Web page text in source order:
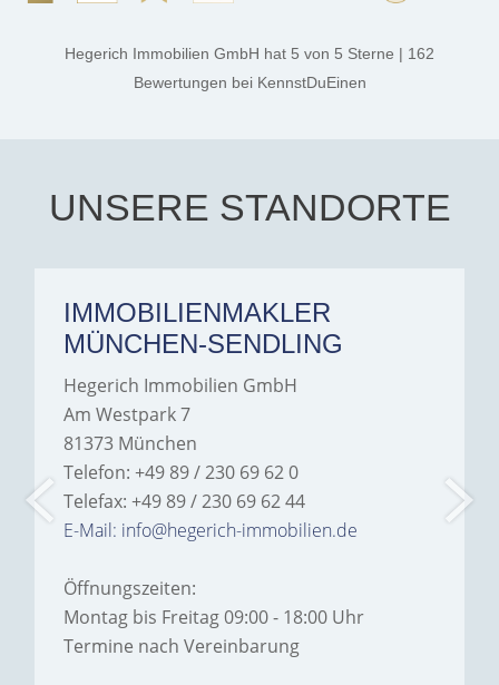
thanks, and a huge part of
the credit goes to Amelie
Jamrowâ€”she was
exceptionally professional,
Hegerich Immobilien to
anyone looking for a home.
Hegerich Immobilien GmbH hat 5 von 5 Sterne | 162
Bewertungen bei KennstDuEinen
UNSERE STANDORTE
IMMOBILIENMAKLER
MÜNCHEN-SENDLING
Hegerich Immobilien GmbH
Am Westpark 7
81373 München
Telefon: +49 89 / 230 69 62 0
Telefax: +49 89 / 230 69 62 44
E-Mail: info@hegerich-immobilien.de
Öffnungszeiten:
Montag bis Freitag 09:00 - 18:00 Uhr
Termine nach Vereinbarung